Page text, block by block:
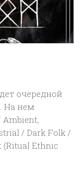
очередной
На нем
/ Dark Folk /
(Ritual Ethnic